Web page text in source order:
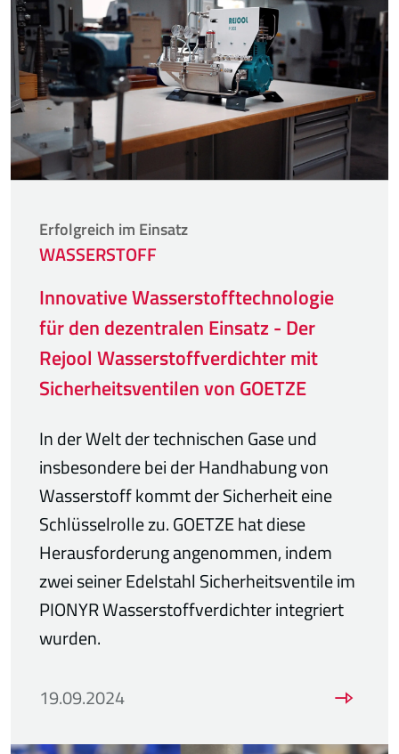
Erfolgreich im Einsatz
WASSERSTOFF
Innovative Wasserstofftechnologie
für den dezentralen Einsatz - Der
Rejool Wasserstoffverdichter mit
Sicherheitsventilen von GOETZE
In der Welt der technischen Gase und
insbesondere bei der Handhabung von
Wasserstoff kommt der Sicherheit eine
Schlüsselrolle zu. GOETZE hat diese
Herausforderung angenommen, indem
zwei seiner Edelstahl Sicherheitsventile im
PIONYR Wasserstoffverdichter integriert
wurden.
19.09.2024